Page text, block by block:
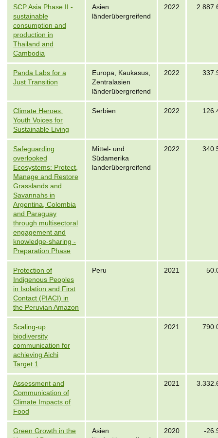
SCP Asia Phase II -
sustainable
consumption and
production in
Thailand and
Cambodia
Asien
länderübergreifend
2022
Panda Labs for a
Just Transition
Europa, Kaukasus,
Zentralasien
länderübergreifend
2022
Climate Heroes:
Youth Voices for
Sustainable Living
Serbien 2022
Safeguarding
overlooked
Ecosystems: Protect,
Manage and Restore
Grasslands and
Savannahs in
Argentina, Colombia
and Paraguay
through multisectoral
engagement and
knowledge-sharing -
Preparation Phase
Mittel- und
Südamerika
landerübergreifend
2022
Protection of
Indigenous Peoples
in Isolation and First
Contact (PIACI) in
the Peruvian Amazon
Peru 2021
Scaling-up
biodiversity
communication for
achieving Aichi
Target 1
2021
Assessment and
Communication of
Climate Impacts of
Food
2021
Green Growth in the
Asien
2020 -